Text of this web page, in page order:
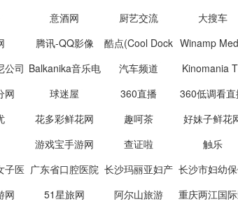
斯
意酒网 厨艺交流 大搜车
腾讯-QQ影像 酷点(Cool Dock Winamp
公司 Balkanika音乐电
视台
汽车频道 Kinomania
网 球迷屋 360直播 360低调看直
花多彩鲜花网 趣呵茶 好妹子鲜花
游戏宝手游网 查证啦 触乐
子医 广东省口腔医院 长沙玛丽亚妇产
医院
长沙市妇幼
院
网 51星旅网 阿尔山旅游
重庆两江国